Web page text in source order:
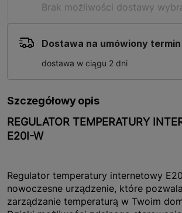
Brak możliwości dostawy
Dostawa na umówiony termin
dostawa w ciągu 2 dni
Szczegółowy opis
REGULATOR TEMPERATURY
E20I-W
Regulator temperatury internetowy
nowoczesne urządzenie, które
zarządzanie temperaturą w Twoim